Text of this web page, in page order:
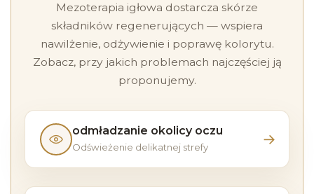
Mezoterapia igłowa dostarcza skórze
składników regenerujących — wspiera
nawilżenie, odżywienie i poprawę kolorytu.
Zobacz, przy jakich problemach najczęściej ją
proponujemy.
odmładzanie okolicy oczu
Odświeżenie delikatnej strefy →
Przejdź
do
strony: